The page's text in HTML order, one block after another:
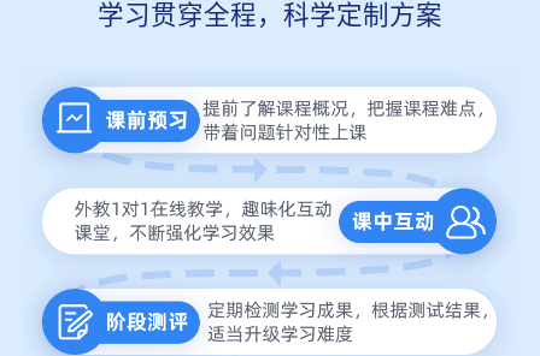
学习贯穿全程，科学定制方案